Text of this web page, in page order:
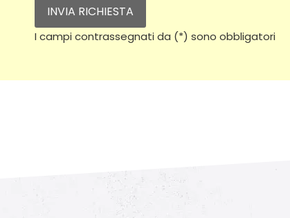
INVIA RICHIESTA
I campi contrassegnati da (*) sono obbligatori